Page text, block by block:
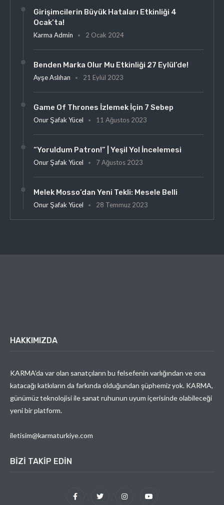
Girişimcilerin Büyük Hataları Etkinliği 4
Ocak’ta!
Karma Admin 2 Ocak 2024
Benden Marka Olur Mu Etkinliği 27 Eylül’de!
Ayşe Aslıhan 21 Eylül 2023
Game Of Thrones İzlemek İçin 7 Sebep
Onur Şafak Yücel 11 Ağustos 2023
“Yoruldum Patron!” | Yeşil Yol İncelemesi
Onur Şafak Yücel 7 Ağustos 2023
Melek Mosso’dan Yeni Tekli: Mesele Belli
Onur Şafak Yücel 28 Temmuz 2023
HAKKIMIZDA
KARMA’da var olan sanatçıların bu felsefenin varlığından ve ona
katacağı katkıların da farkında olduğundan şüphemiz yok. KARMA,
günümüz teknolojisi ile sanat ruhunun uyum içerisinde olabileceği
yeni bir platform.
iletisim@karmaturkiye.com
BIZI TAKIP EDIN